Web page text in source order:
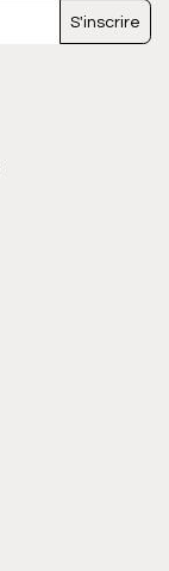
S'inscrire